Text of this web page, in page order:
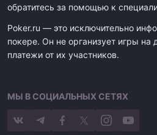
обратитесь за помощью к
Poker.ru — это исключительно
покере. Он не организует игры на
платежи от их участников.
МЫ В СОЦИАЛЬНЫХ СЕТЯХ